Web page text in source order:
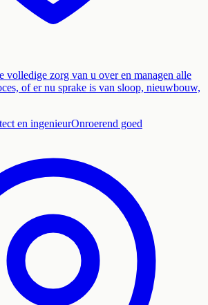
volledige zorg van u over en managen alle
of er nu sprake is van sloop, nieuwbouw,
en ingenieurOnroerend goed